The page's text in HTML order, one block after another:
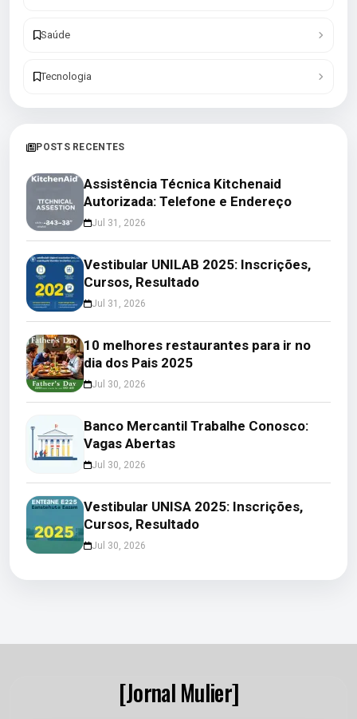
Saúde
Tecnologia
POSTS RECENTES
Assistência Técnica Kitchenaid
Autorizada: Telefone e Endereço
Jul 31, 2026
Vestibular UNILAB 2025: Inscrições,
Cursos, Resultado
Jul 31, 2026
10 melhores restaurantes para ir no
dia dos Pais 2025
Jul 30, 2026
Banco Mercantil Trabalhe Conosco:
Vagas Abertas
Jul 30, 2026
Vestibular UNISA 2025: Inscrições,
Cursos, Resultado
Jul 30, 2026
[Jornal Mulier]